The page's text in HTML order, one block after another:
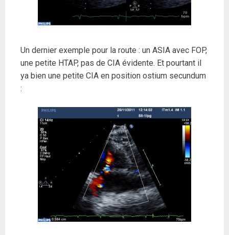
Un dernier exemple pour la route : un ASIA avec FOP,
une petite HTAP, pas de CIA évidente. Et pourtant il
ya bien une petite CIA en position ostium secundum
: